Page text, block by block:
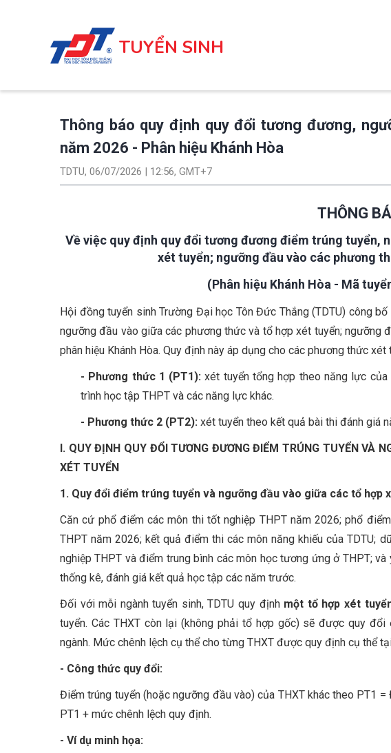
TUYỂN SINH
Thông báo quy định quy đổi tương đương,
năm 2026 - Phân hiệu Khánh Hòa
TDTU, 06/07/2026 | 12:56, GMT+7
THÔNG
Về việc quy định quy đổi tương đương điểm trúng tuyển,
xét tuyển; ngưỡng đầu vào các phương
(Phân hiệu Khánh Hòa - Mã
Hội đồng tuyển sinh Trường Đại học Tôn Đức Thắng (TDTU) công
ngưỡng đầu vào giữa các phương thức và tổ hợp xét tuyển;
phân hiệu Khánh Hòa. Quy định này áp dụng cho các phương thức xét
- Phương thức 1 (PT1): xét tuyển tổng hợp theo năng lực
trình học tập THPT và các năng lực khác.
- Phương thức 2 (PT2): xét tuyển theo kết quả bài thi đánh giá
I. QUY ĐỊNH QUY ĐỔI TƯƠNG ĐƯƠNG ĐIỂM TRÚNG TUYỂN VÀ
XÉT TUYỂN
1. Quy đổi điểm trúng tuyển và ngưỡng đầu vào giữa các tổ
Căn cứ phổ điểm các môn thi tốt nghiệp THPT năm 2026; phổ
THPT năm 2026; kết quả điểm thi các môn năng khiếu của TDTU;
nghiệp THPT và điểm trung bình các môn học tương ứng ở THPT;
thống kê, đánh giá kết quả học tập các năm trước.
Đối với mỗi ngành tuyển sinh, TDTU quy định một tổ hợp xét
tuyển. Các THXT còn lại (không phải tổ hợp gốc) sẽ được quy
ngành. Mức chênh lệch cụ thể cho từng THXT được quy định cụ thể
- Công thức quy đổi:
Điểm trúng tuyển (hoặc ngưỡng đầu vào) của THXT khác theo PT1
PT1 + mức chênh lệch quy định.
- Ví dụ minh họa: